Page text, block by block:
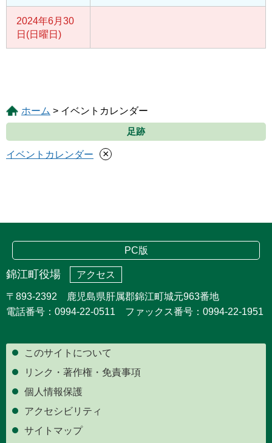
2024年6月30
日(日曜日)
ホーム > イベントカレンダー
足跡
イベントカレンダー ×
PC版
錦江町役場 アクセス
〒893-2392 鹿児島県肝属郡錦江町城元963番地
電話番号：0994-22-0511 ファックス番号：0994-22-1951
このサイトについて
リンク・著作権・免責事項
個人情報保護
アクセシビリティ
サイトマップ